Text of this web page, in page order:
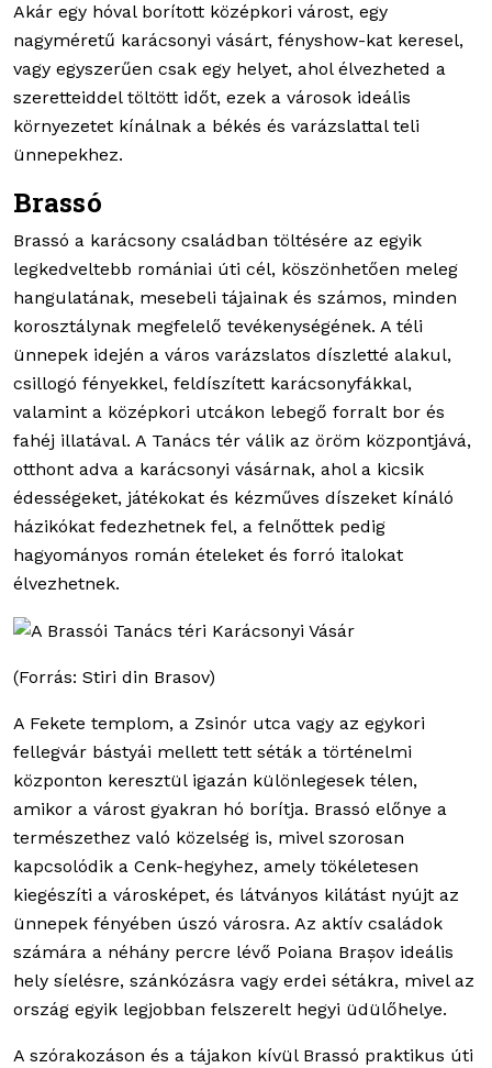
Akár egy hóval borított középkori várost, egy
nagyméretű karácsonyi vásárt, fényshow-kat keresel,
vagy egyszerűen csak egy helyet, ahol élvezheted a
szeretteiddel töltött időt, ezek a városok ideális
környezetet kínálnak a békés és varázslattal teli
ünnepekhez.
Brassó
Brassó a karácsony családban töltésére az egyik
legkedveltebb romániai úti cél, köszönhetően meleg
hangulatának, mesebeli tájainak és számos, minden
korosztálynak megfelelő tevékenységének. A téli
ünnepek idején a város varázslatos díszletté alakul,
csillogó fényekkel, feldíszített karácsonyfákkal,
valamint a középkori utcákon lebegő forralt bor és
fahéj illatával. A Tanács tér válik az öröm központjává,
otthont adva a karácsonyi vásárnak, ahol a kicsik
édességeket, játékokat és kézműves díszeket kínáló
házikókat fedezhetnek fel, a felnőttek pedig
hagyományos román ételeket és forró italokat
élvezhetnek.
(Forrás: Stiri din Brasov)
A Fekete templom, a Zsinór utca vagy az egykori
fellegvár bástyái mellett tett séták a történelmi
központon keresztül igazán különlegesek télen,
amikor a várost gyakran hó borítja. Brassó előnye a
természethez való közelség is, mivel szorosan
kapcsolódik a Cenk-hegyhez, amely tökéletesen
kiegészíti a városképet, és látványos kilátást nyújt az
ünnepek fényében úszó városra. Az aktív családok
számára a néhány percre lévő Poiana Brașov ideális
hely síelésre, szánkózásra vagy erdei sétákra, mivel az
ország egyik legjobban felszerelt hegyi üdülőhelye.
A szórakozáson és a tájakon kívül Brassó praktikus úti